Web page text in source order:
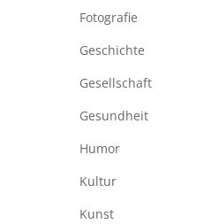
Fotografie
Geschichte
Gesellschaft
Gesundheit
Humor
Kultur
Kunst